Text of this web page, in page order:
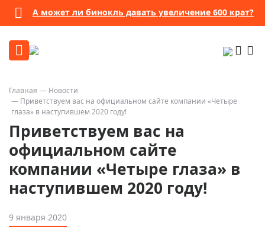
А может ли бинокль давать увеличение 600 крат?
Главная
Новости
Приветствуем вас на официальном сайте компании «Четыре
глаза» в наступившем 2020 году!
Приветствуем вас на
официальном сайте
компании «Четыре глаза» в
наступившем 2020 году!
9 января 2020